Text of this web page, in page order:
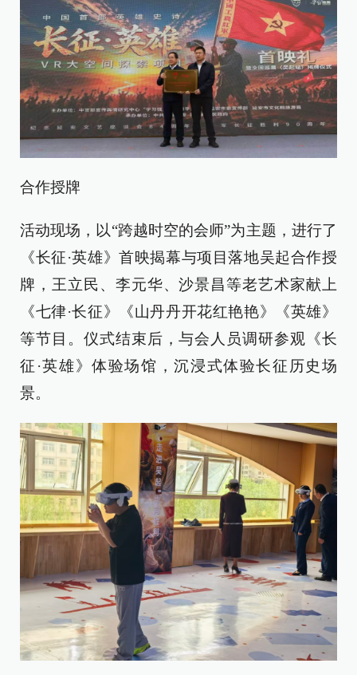
合作授牌
活动现场，以“跨越时空的会师”为主题，进行了
《长征·英雄》首映揭幕与项目落地吴起合作授
牌，王立民、李元华、沙景昌等老艺术家献上
《七律·长征》《山丹丹开花红艳艳》《英雄》
等节目。仪式结束后，与会人员调研参观《长
征·英雄》体验场馆，沉浸式体验长征历史场
景。